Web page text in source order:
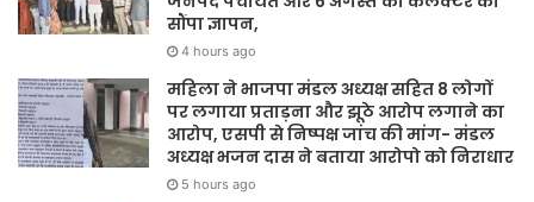
सौंपा ज्ञापन,
4 hours ago
महिला ने भाजपा मंडल अध्यक्ष सहित 8 लोगों
पर लगाया प्रताड़ना और झूठे आरोप लगाने का
आरोप, एसपी से निष्पक्ष जांच की मांग- मंडल
अध्यक्ष भजन दास ने बताया आरोपो को निराधार
5 hours ago